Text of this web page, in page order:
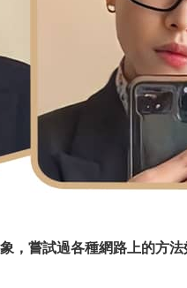
嘗試過各種網路上的方法